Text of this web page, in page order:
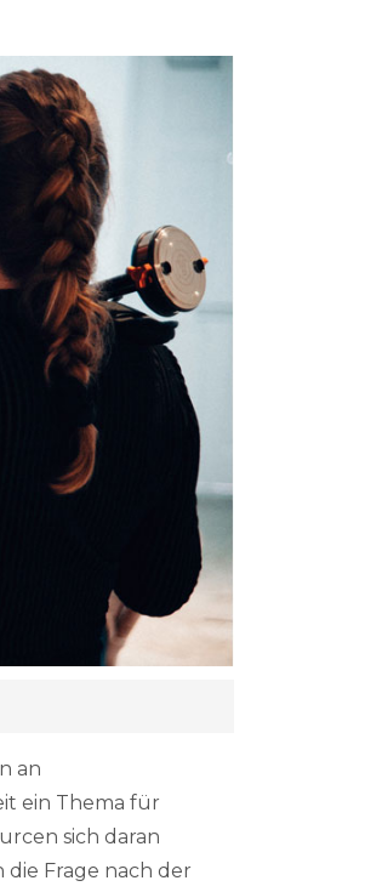
an
ein Thema für
sich daran
Frage nach der